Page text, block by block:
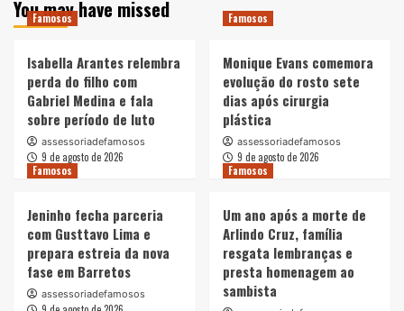
You may have missed
Famosos
Isabella Arantes relembra
perda do filho com
Gabriel Medina e fala
sobre período de luto
assessoriadefamosos
9 de agosto de 2026
Famosos
Monique Evans comemora
evolução do rosto sete
dias após cirurgia
plástica
assessoriadefamosos
9 de agosto de 2026
Famosos
Jeninho fecha parceria
com Gusttavo Lima e
prepara estreia da nova
fase em Barretos
assessoriadefamosos
Famosos
Um ano após a morte de
Arlindo Cruz, família
resgata lembranças e
presta homenagem ao
sambista